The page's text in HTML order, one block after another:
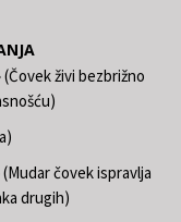
živi bezbrižno
čovek ispravlja
drugih)